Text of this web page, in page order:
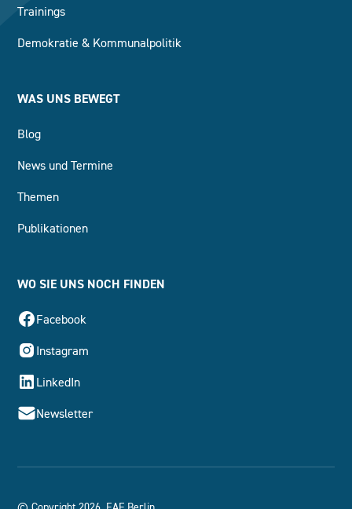
Trainings
Demokratie & Kommunalpolitik
WAS UNS BEWEGT
Blog
News und Termine
Themen
Publikationen
WO SIE UNS NOCH FINDEN
Facebook
Instagram
LinkedIn
Newsletter